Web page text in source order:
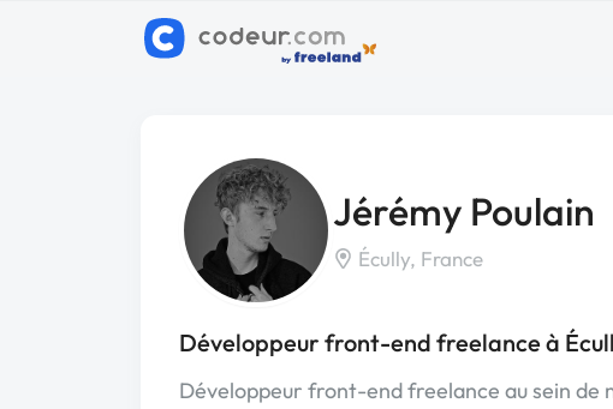
Jérémy Poulain
Écully, France
Développeur front-end freelance à
Développeur front-end freelance au sein